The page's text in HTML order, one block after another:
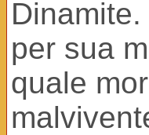
per sua
quale